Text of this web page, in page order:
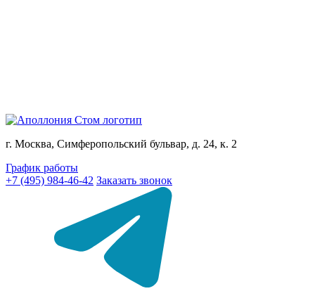
г. Москва, Симферопольский бульвар, д. 24, к. 2
График работы
+7 (495) 984-46-42 Заказать звонок